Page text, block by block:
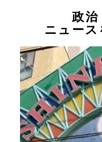
政治
ニュース